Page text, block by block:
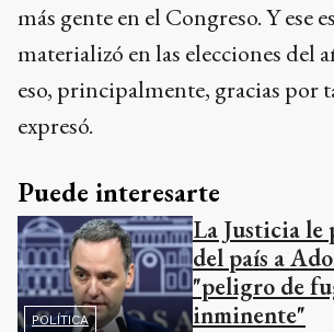
más gente en el Congreso. Y ese
materializó en las elecciones del
eso, principalmente, gracias por
expresó.
Puede interesarte
POLÍTICA
La Justicia
del país a
"peligro de
inminente"